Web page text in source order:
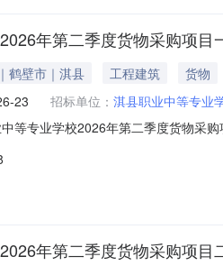
年第二季度货物采购项目
鹤壁市｜淇县 工程建筑
货物
23 招标单位： 淇县职业中等专业
等专业学校2026年第二季度货物采
获取招标文件，并于2026年07月22
年第二季度货物采购项目